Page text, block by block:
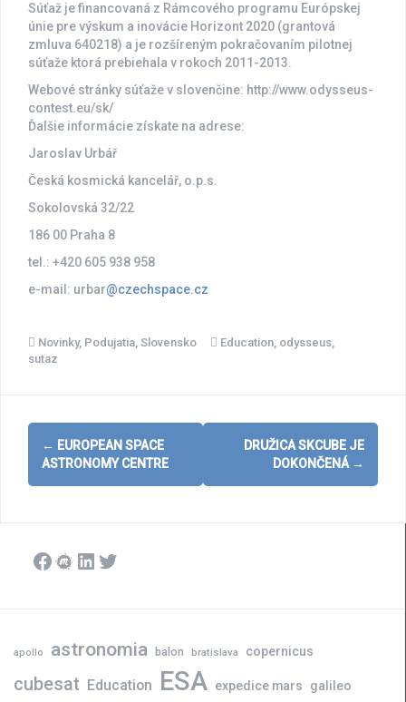
Súťaž je financovaná z Rámcového programu Európskej
únie pre výskum a inovácie Horizont 2020 (grantová
zmluva 640218) a je rozšíreným pokračovaním pilotnej
súťaže ktorá prebiehala v rokoch 2011-2013.
Webové stránky súťaže v slovenčine: http://www.odysseus-
contest.eu/sk/
Ďalšie informácie získate na adrese:
Jaroslav Urbář
Česká kosmická kancelář, o.p.s.
Sokolovská 32/22
186 00 Praha 8
tel.: +420 605 938 958
e-mail: urbar@czechspace.cz
Novinky, Podujatia, Slovensko Education, odysseus,
sutaz
Post
navigation
← EUROPEAN SPACE
ASTRONOMY CENTRE
DRUŽICA SKCUBE JE
DOKONČENÁ →
Facebook
Meetup
LinkedIn
Twitter
apollo astronomia balon bratislava copernicus
cubesat Education ESA expedice mars galileo